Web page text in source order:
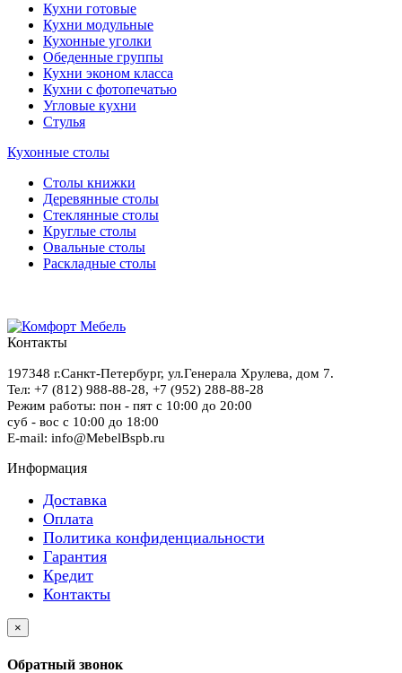
Кухни готовые
Кухни модульные
Кухонные уголки
Обеденные группы
Кухни эконом класса
Кухни с фотопечатью
Угловые кухни
Стулья
Кухонные столы
Столы книжки
Деревянные столы
Стеклянные столы
Круглые столы
Овальные столы
Раскладные столы
Контакты
197348 г.Санкт-Петербург, ул.Генерала Хрулева, дом 7.
Тел: +7 (812) 988-88-28, +7 (952) 288-88-28
Режим работы: пон - пят с 10:00 до 20:00
суб - вос с 10:00 до 18:00
E-mail: info@MebelBspb.ru
Информация
Доставка
Оплата
Политика конфиденциальности
Гарантия
Кредит
Контакты
×
Обратный звонок